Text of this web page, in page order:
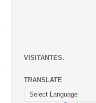
VISITANTES.
TRANSLATE